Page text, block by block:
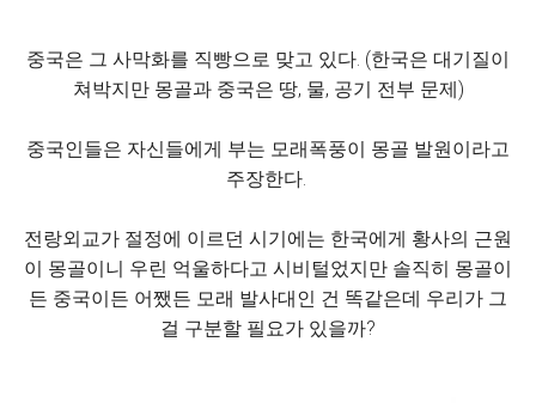
중국은 그 사막화를 직빵으로 맞고 있다. (한국은 대기질이
쳐박지만 몽골과 중국은 땅, 물, 공기 전부 문제)
중국인들은 자신들에게 부는 모래폭풍이 몽골 발원이라고
주장한다.
전랑외교가 절정에 이르던 시기에는 한국에게 황사의 근원
이 몽골이니 우린 억울하다고 시비털었지만 솔직히 몽골이
든 중국이든 어쨌든 모래 발사대인 건 똑같은데 우리가 그
걸 구분할 필요가 있을까?